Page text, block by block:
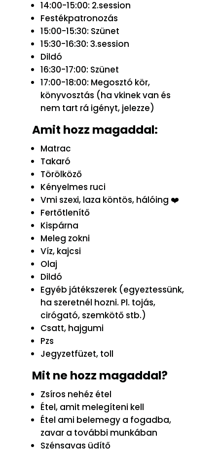
14:00-15:00: 2.session
Festékpatronozás
15:00-15:30: Szünet
15:30-16:30: 3.session
Dildó
16:30-17:00: Szünet
17:00-18:00: Megosztó kör,
könyvosztás (ha vkinek van és
nem tart rá igényt, jelezze)
Amit hozz magaddal:
Matrac
Takaró
Törölköző
Kényelmes ruci
Vmi szexi, laza köntös, hálóing ❤️
Fertőtlenítő
Kispárna
Meleg zokni
Víz, kajcsi
Olaj
Dildó
Egyéb játékszerek (egyeztessünk,
ha szeretnél hozni. Pl. tojás,
cirógató, szemkötő stb.)
Csatt, hajgumi
Pzs
Jegyzetfüzet, toll
Mit ne hozz magaddal?
Zsíros nehéz étel
Étel, amit melegíteni kell
Étel ami belemegy a fogadba,
zavar a további munkában
Szénsavas üdítő